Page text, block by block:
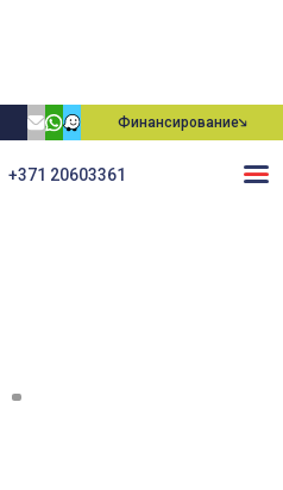
Финансирование
+371 20603361